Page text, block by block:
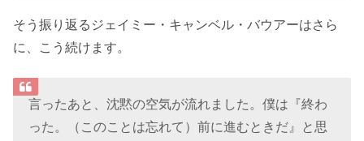
そう振り返るジェイミー・キャンベル・バウアーはさら
に、こう続けます。
言ったあと、沈黙の空気が流れました。僕は『終わ
った。（このことは忘れて）前に進むときだ』と思